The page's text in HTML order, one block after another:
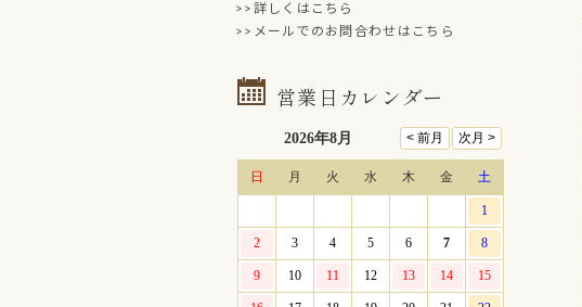
>>詳しくはこちら
>>メールでのお問合わせはこちら
営業日カレンダー